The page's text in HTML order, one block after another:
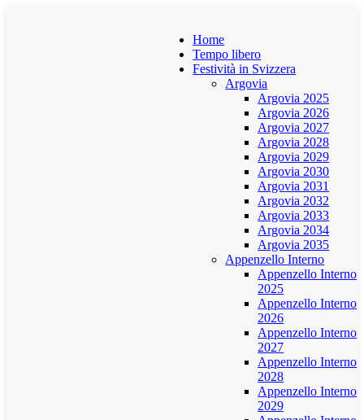
Home
Tempo libero
Festività in Svizzera
Argovia
Argovia 2025
Argovia 2026
Argovia 2027
Argovia 2028
Argovia 2029
Argovia 2030
Argovia 2031
Argovia 2032
Argovia 2033
Argovia 2034
Argovia 2035
Appenzello Interno
Appenzello Interno
2025
Appenzello Interno
2026
Appenzello Interno
2027
Appenzello Interno
2028
Appenzello Interno
2029